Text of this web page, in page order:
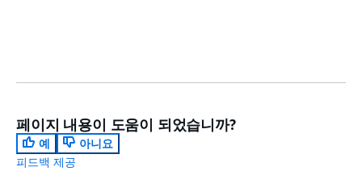
페이지 내용이 도움이 되었습니까?
예
아니요
피드백 제공